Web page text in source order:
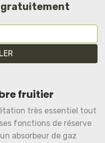
gratuitement
fruitier
très essentiel tout
fonctions de réserve
absorbeur de gaz